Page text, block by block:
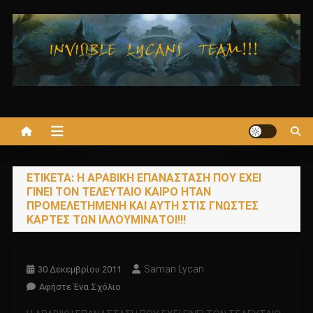
στο
περιεχόμενο
ΕΤΙΚΈΤΑ: H AΡΑΒΙΚΗ ΕΠΑΝΑΣΤΑΣΗ ΠΟΥ ΕΧΕΙ
ΓΙΝΕΙ ΤΟΝ ΤΕΛΕΥΤΑΙΟ ΚΑΙΡΟ ΗΤΑΝ
ΠΡΟΜΕΛΕΤΗΜΕΝΗ ΚΑΙ ΑΥΤΗ ΣΤΙΣ ΓΝΩΣΤΕΣ
ΚΑΡΤΕΣ ΤΩΝ ΙΛΛΟΥΜΙΝΑΤΟΙ!!!
30 Δεκεμβρίου 2011 Saman Lycan
Αφήστε Ένα ΣχόλιοΓια